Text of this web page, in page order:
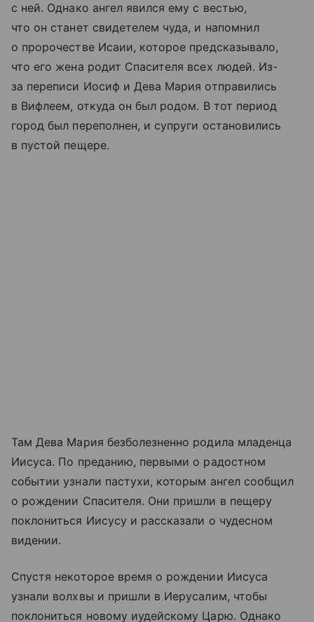
с ней. Однако ангел явился ему с вестью,
что он станет свидетелем чуда, и напомнил
о пророчестве Исаии, которое предсказывало,
что его жена родит Спасителя всех людей. Из-
за переписи Иосиф и Дева Мария отправились
в Вифлеем, откуда он был родом. В тот период
город был переполнен, и супруги остановились
в пустой пещере.
Там Дева Мария безболезненно родила младенца
Иисуса. По преданию, первыми о радостном
событии узнали пастухи, которым ангел сообщил
о рождении Спасителя. Они пришли в пещеру
поклониться Иисусу и рассказали о чудесном
видении.
Спустя некоторое время о рождении Иисуса
узнали волхвы и пришли в Иерусалим, чтобы
поклониться новому иудейскому Царю. Однако